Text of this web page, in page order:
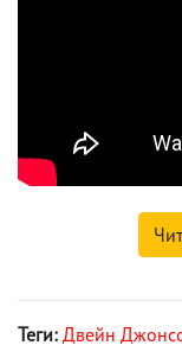
Теги: Двейн